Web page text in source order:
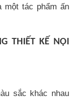
một tác phẩm ấn
THIẾT KẾ NỘI
sắc khác nhau